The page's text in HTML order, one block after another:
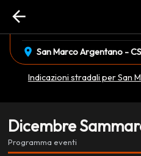
arrow_back
EVENTO
location_on San Marco Argentano - CS
Indicazioni stradali per San
Dicembre
Programma eventi